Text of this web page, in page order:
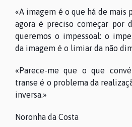
«A imagem é o que há de mais
agora é preciso começar por
queremos o impessoal: o
da imagem é o limiar da não
«Parece-me que o que
transe é o problema da
inversa.»
Noronha da Costa